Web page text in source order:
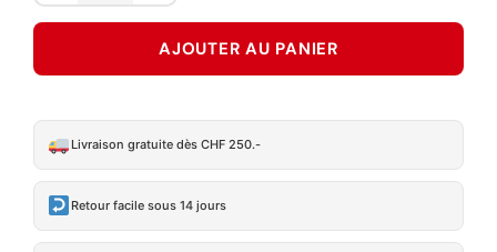
AJOUTER AU PANIER
Livraison gratuite dès CHF 250.-
Retour facile sous 14 jours